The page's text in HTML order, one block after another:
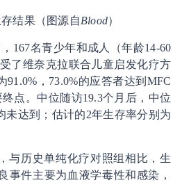
结果（图源自Blood）
167名青少年和成人（年龄14-60
了维奈克拉联合儿童启发化疗方
，73.0%的应答者达到MFC
点。中位随访19.3个月后，中位
未达到；估计的2年生存率分别为
与历史单纯化疗对照组相比，生
事件主要为血液学毒性和感染，